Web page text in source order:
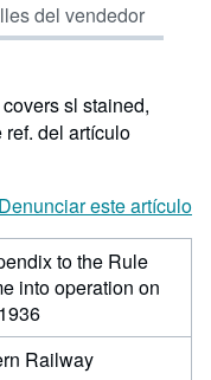
del vendedor
sl stained,
ref. del artículo
Denunciar este artículo
to the Rule
into operation on
Railway